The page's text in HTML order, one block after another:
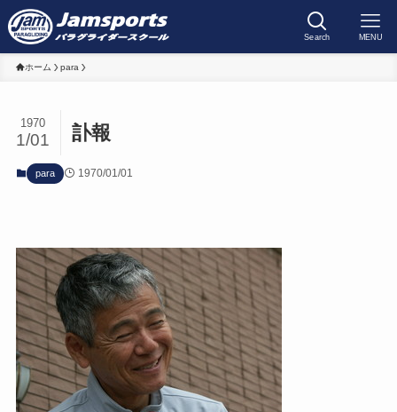
Search MENU
ホーム para
訃報
1970
1/01
para 1970/01/01